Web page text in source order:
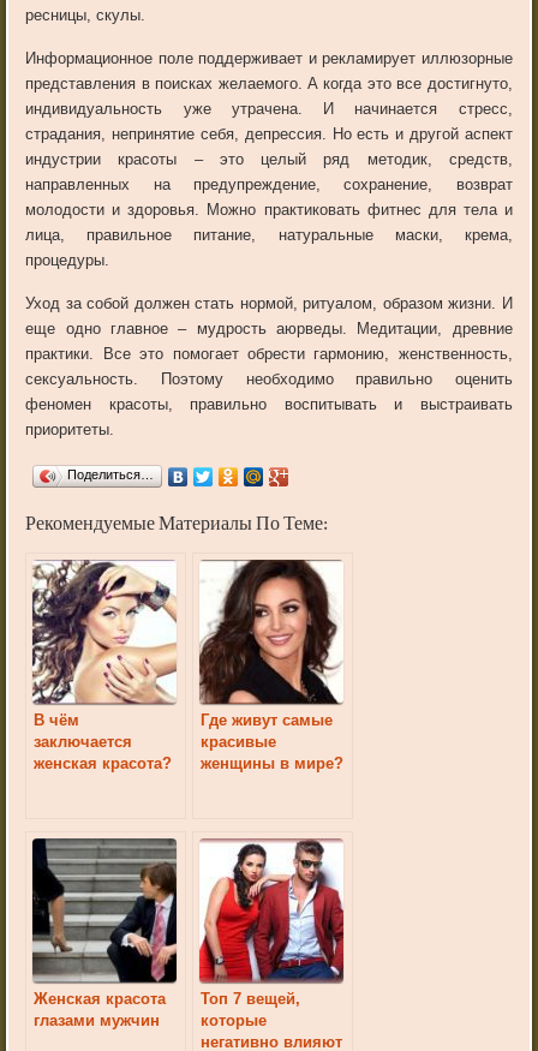
ресницы, скулы.
Информационное поле поддерживает и рекламирует иллюзорные
представления в поисках желаемого. А когда это все достигнуто,
индивидуальность уже утрачена. И начинается стресс,
страдания, непринятие себя, депрессия. Но есть и другой аспект
индустрии красоты – это целый ряд методик, средств,
направленных на предупреждение, сохранение, возврат
молодости и здоровья. Можно практиковать фитнес для тела и
лица, правильное питание, натуральные маски, крема,
процедуры.
Уход за собой должен стать нормой, ритуалом, образом жизни. И
еще одно главное – мудрость аюрведы. Медитации, древние
практики. Все это помогает обрести гармонию, женственность,
сексуальность. Поэтому необходимо правильно оценить
феномен красоты, правильно воспитывать и выстраивать
приоритеты.
Поделиться…
Рекомендуемые Материалы По Теме:
В чём
заключается
женская красота?
Где живут самые
красивые
женщины в мире?
Женская красота
глазами мужчин
Топ 7 вещей,
которые
негативно влияют